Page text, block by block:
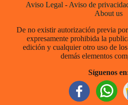
Aviso Legal - Aviso de
About us
De no existir autorización previa
expresamente prohibida la
edición y cualquier otro uso de
demás elementos
Síguenos